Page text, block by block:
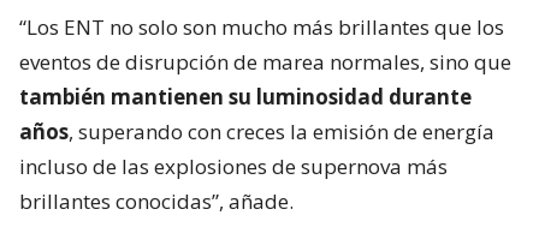
“Los ENT no solo son mucho más brillantes que los
eventos de disrupción de marea normales, sino que
también mantienen su luminosidad durante
años, superando con creces la emisión de energía
incluso de las explosiones de supernova más
brillantes conocidas”, añade.